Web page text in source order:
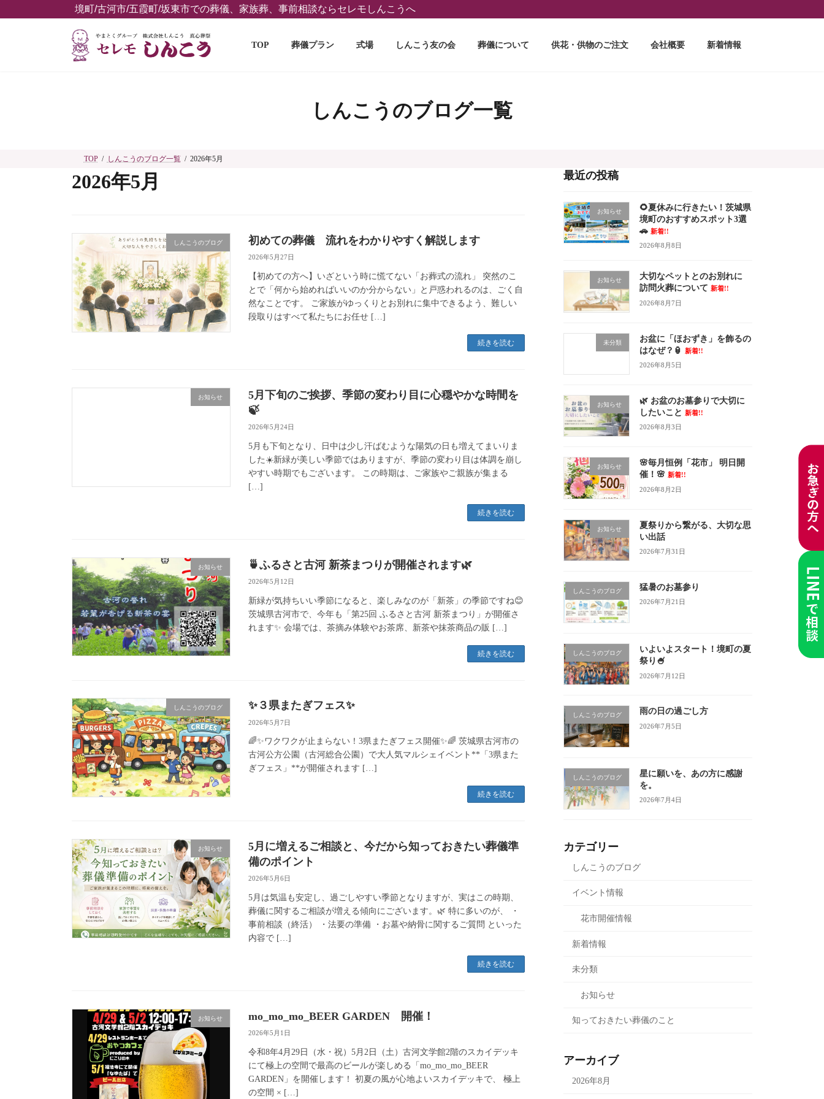
ン
ビ
境町/古河市/五霞町/坂東市での葬儀、家族葬、事前相談ならセレモしんこうへ
TOP 葬儀プラン 式場 しんこう友の会 葬儀について 供花・供物のご注文 会社概要 新着情報
しんこうのブログ一覧
TOP しんこうのブログ一覧 2026年5月
2026年5月
しんこうのブログ 初めての葬儀 流れをわかりやすく解説します
2026年5月27日
【初めての方へ】いざという時に慌てない「お葬式の流れ」 突然のこ
とで「何から始めればいいのか分からない」と戸惑われるのは、ごく自
然なことです。 ご家族がゆっくりとお別れに集中できるよう、難しい
段取りはすべて私たちにお任せ […]
続きを読む
お知らせ
5月下旬のご挨拶、季節の変わり目に心穏やかな時間を
🍃
2026年5月24日
5月も下旬となり、日中は少し汗ばむような陽気の日も増えてまいりま
した☀️新緑が美しい季節ではありますが、季節の変わり目は体調を崩し
やすい時期でもございます。 この時期は、ご家族やご親族が集まる
[…]
続きを読む
お知らせ 🍵ふるさと古河 新茶まつりが開催されます🌿
2026年5月12日
新緑が気持ちいい季節になると、楽しみなのが「新茶」の季節ですね😊
茨城県古河市で、今年も「第25回 ふるさと古河 新茶まつり」が開催さ
れます✨ 会場では、茶摘み体験やお茶席、新茶や抹茶商品の販 […]
続きを読む
しんこうのブログ ✨３県またぎフェス✨
2026年5月7日
🌈✨ワクワクが止まらない！3県またぎフェス開催✨🌈 茨城県古河市の
古河公方公園（古河総合公園）で大人気マルシェイベント**「3県また
ぎフェス」**が開催されます […]
続きを読む
お知らせ
5月に増えるご相談と、今だから知っておきたい葬儀準
備のポイント
2026年5月6日
5月は気温も安定し、過ごしやすい季節となりますが、実はこの時期、
葬儀に関するご相談が増える傾向にございます。🌿 特に多いのが、 ・
事前相談（終活） ・法要の準備 ・お墓や納骨に関するご質問 といった
内容で […]
続きを読む
お知らせ mo_mo_mo_BEER GARDEN 開催！
2026年5月1日
令和8年4月29日（水・祝）5月2日（土）古河文学館2階のスカイデッキ
にて極上の空間で最高のビールが楽しめる「mo_mo_mo_BEER
GARDEN」を開催します！ 初夏の風が心地よいスカイデッキで、 極上
の空間 × […]
最近の投稿
お知らせ
🌻夏休みに行きたい！茨城県
境町のおすすめスポット3選
🚗 新着!!
2026年8月8日
お知らせ
大切なペットとのお別れに
訪問火葬について 新着!!
2026年8月7日
未分類
お盆に「ほおずき」を飾るの
はなぜ？🏮
新着!!
2026年8月5日
お知らせ
🌿 お盆のお墓参りで大切に
したいこと 新着!!
2026年8月3日
お知らせ
🌸毎月恒例「花市」 明日開
催！🌸 新着!!
2026年8月2日
お知らせ
夏祭りから繋がる、大切な思
い出話
2026年7月31日
しんこうのブログ 猛暑のお墓参り
2026年7月21日
しんこうのブログ
いよいよスタート！境町の夏
祭り🍧
2026年7月12日
しんこうのブログ 雨の日の過ごし方
2026年7月5日
しんこうのブログ
星に願いを、あの方に感謝
を。
2026年7月4日
カテゴリー
しんこうのブログ
イベント情報
花市開催情報
新着情報
未分類
お知らせ
知っておきたい葬儀のこと
アーカイブ
2026年8月